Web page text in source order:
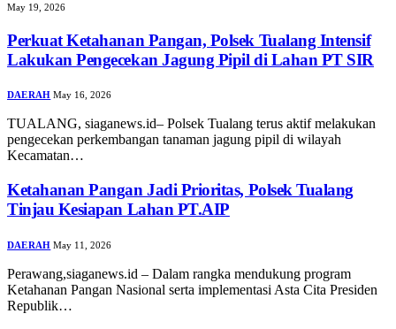
May 19, 2026
Perkuat Ketahanan Pangan, Polsek Tualang Intensif
Lakukan Pengecekan Jagung Pipil di Lahan PT SIR
DAERAH May 16, 2026
TUALANG, siaganews.id– Polsek Tualang terus aktif melakukan
pengecekan perkembangan tanaman jagung pipil di wilayah
Kecamatan…
Ketahanan Pangan Jadi Prioritas, Polsek Tualang
Tinjau Kesiapan Lahan PT.AIP
DAERAH May 11, 2026
Perawang,siaganews.id – Dalam rangka mendukung program
Ketahanan Pangan Nasional serta implementasi Asta Cita Presiden
Republik…